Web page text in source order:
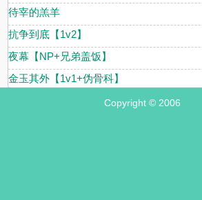
待宰的羔羊
抗争到底【1v2】
夜幕【NP+兄弟盖饭】
金玉其外【1v1+伪骨科】
Copyright © 2006